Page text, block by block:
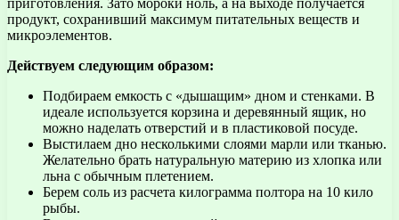
приготовления. Зато мороки ноль, а на выходе получается
продукт, сохранивший максимум питательных веществ и
микроэлементов.
Действуем следующим образом:
Подбираем емкость с «дышащим» дном и стенками. В
идеале используется корзина и деревянный ящик, но
можно наделать отверстий и в пластиковой посуде.
Выстилаем дно несколькими слоями марли или тканью.
Желательно брать натуральную материю из хлопка или
льна с обычным плетением.
Берем соль из расчета килограмма полтора на 10 кило
рыбы.